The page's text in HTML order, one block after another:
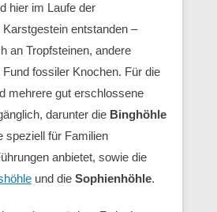
hier im Laufe der
entstanden –
an Tropfsteinen, andere
fossiler Knochen. Für die
mehrere gut erschlossene
darunter die Binghöhle
speziell für Familien
anbietet, sowie die
und die Sophienhöhle.